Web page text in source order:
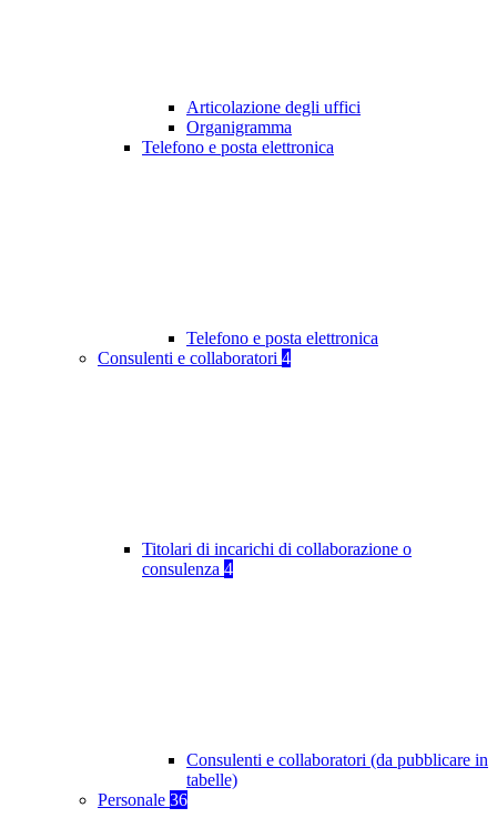
Articolazione degli uffici
Organigramma
Telefono e posta elettronica
Telefono e posta elettronica
Consulenti e collaboratori 4
Titolari di incarichi di collaborazione o
consulenza 4
Consulenti e collaboratori (da pubblicare in
tabelle)
Personale 36